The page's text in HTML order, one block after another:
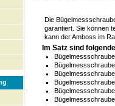
Die
garantiert. Sie können
kann der Amboss im
Im Satz sind